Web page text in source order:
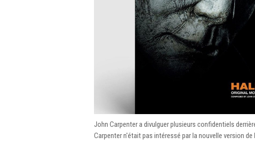
John Carpenter a divulguer plusieurs confidentiels
Carpenter n'était pas intéressé par la nouvelle version